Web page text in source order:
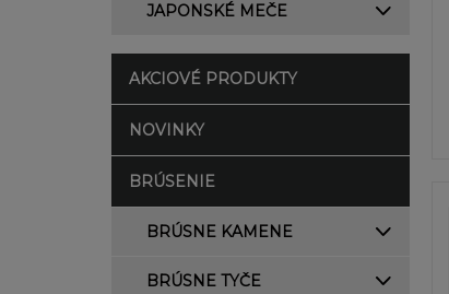
JAPONSKÉ MEČE
AKCIOVÉ PRODUKTY
NOVINKY
BRÚSENIE
BRÚSNE KAMENE
BRÚSNE TYČE